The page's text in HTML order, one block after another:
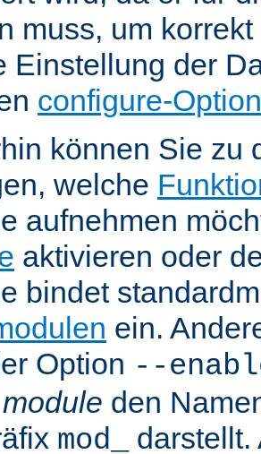
muss, um
Einstellung der
configure-
können Sie zu
welche
aufnehmen
aktivieren oder
bindet
ein.
Option --
module den
mod_
darstellt.